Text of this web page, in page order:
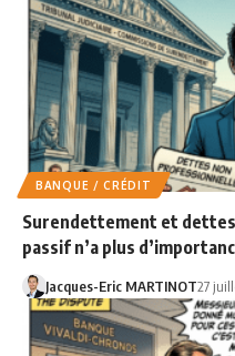
BANQUE / CRÉDIT
Surendettement et
passif n’a plus
Jacques-Eric MARTINOT27